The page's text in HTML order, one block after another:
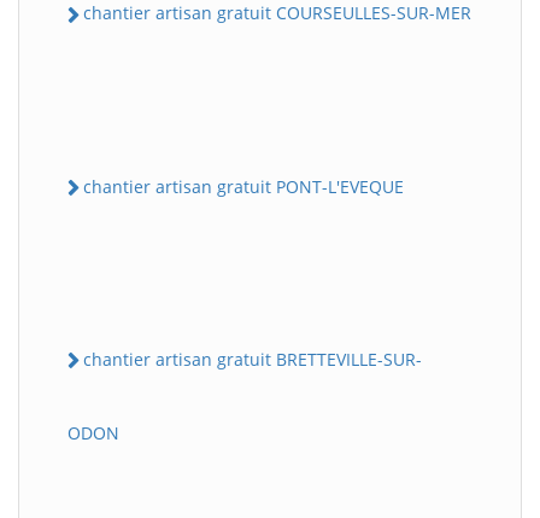
chantier artisan gratuit COURSEULLES-SUR-MER
chantier artisan gratuit PONT-L'EVEQUE
chantier artisan gratuit BRETTEVILLE-SUR-
ODON